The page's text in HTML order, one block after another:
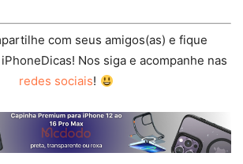
com seus amigos(as) e fique
Nos siga e acompanhe nas
redes sociais!